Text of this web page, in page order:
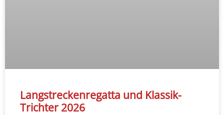
Langstreckenregatta und Klassik-
Trichter 2026